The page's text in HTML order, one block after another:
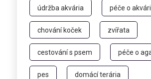
údržba akvária péče o
chování koček zvířata
cestování s psem péče o
pes domácí terária